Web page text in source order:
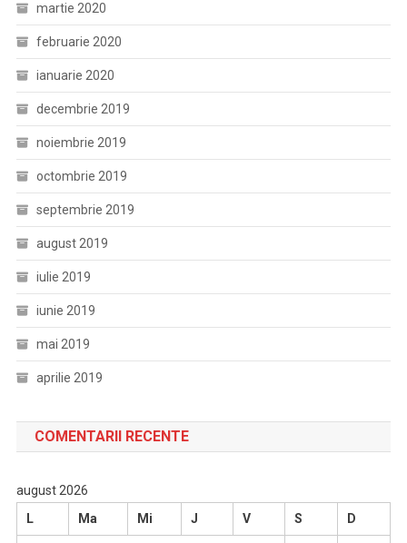
martie 2020
februarie 2020
ianuarie 2020
decembrie 2019
noiembrie 2019
octombrie 2019
septembrie 2019
august 2019
iulie 2019
iunie 2019
mai 2019
aprilie 2019
COMENTARII RECENTE
august 2026
L
Ma Mi J V S D